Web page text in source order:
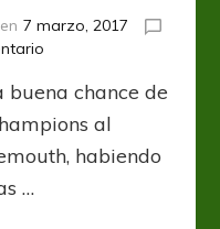
7 marzo, 2017
vez,
Zlatan
no
pudo
buena chance de
al
habiendo
…